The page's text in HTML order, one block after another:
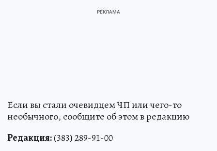
Если вы стали очевидцем ЧП или чего-то
необычного, сообщите об этом в редакцию
Редакция:(383) 289-91-00